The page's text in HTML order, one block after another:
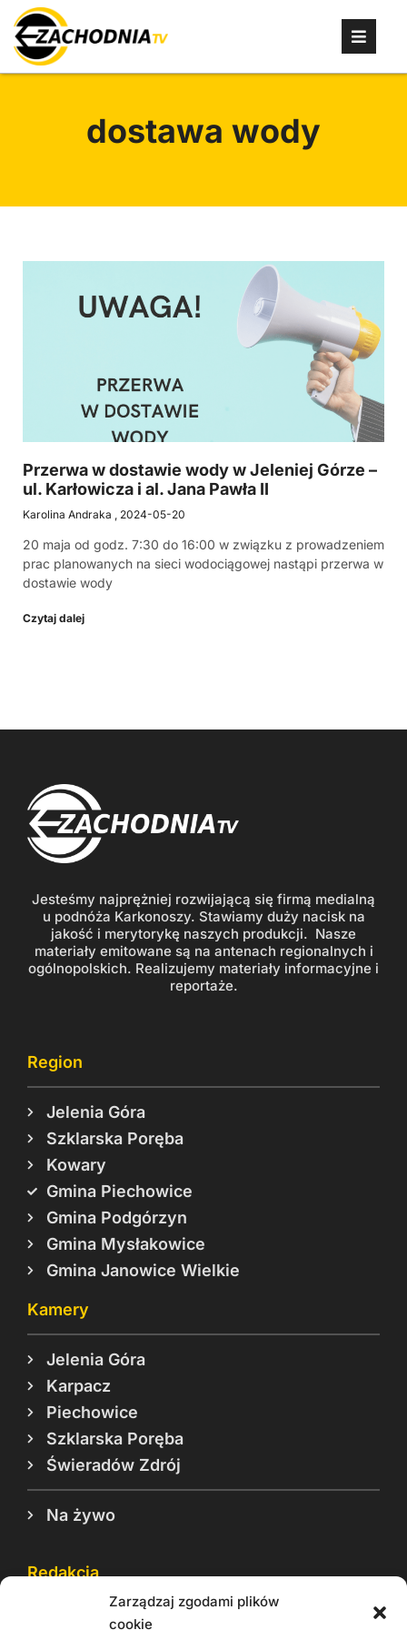
Zarządzaj zgodami plików
cookie
dostawa wody
Przerwa w dostawie wody w Jeleniej Górze –
ul. Karłowicza i al. Jana Pawła II
Karolina Andraka 2024-05-20
20 maja od godz. 7:30 do 16:00 w związku z prowadzeniem
prac planowanych na sieci wodociągowej nastąpi przerwa w
dostawie wody
Czytaj dalej
Jesteśmy najprężniej rozwijającą się firmą medialną
u podnóża Karkonoszy. Stawiamy duży nacisk na
jakość i merytorykę naszych produkcji. Nasze
materiały emitowane są na antenach regionalnych i
ogólnopolskich. Realizujemy materiały informacyjne i
reportaże.
Region
Jelenia Góra
Szklarska Poręba
Kowary
Gmina Piechowice
Gmina Podgórzyn
Gmina Mysłakowice
Gmina Janowice Wielkie
Kamery
Jelenia Góra
Karpacz
Piechowice
Szklarska Poręba
Świeradów Zdrój
Na żywo
Redakcja
Reklama